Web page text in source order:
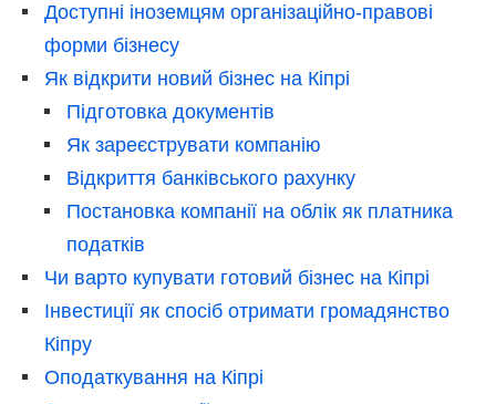
Доступні іноземцям організаційно-правові
форми бізнесу
Як відкрити новий бізнес на Кіпрі
Підготовка документів
Як зареєструвати компанію
Відкриття банківського рахунку
Постановка компанії на облік як платника
податків
Чи варто купувати готовий бізнес на Кіпрі
Інвестиції як спосіб отримати громадянство
Кіпру
Оподаткування на Кіпрі